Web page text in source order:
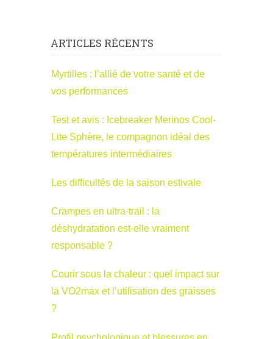
ARTICLES RÉCENTS
Myrtilles : l’allié de votre santé et de
vos performances
Test et avis : Icebreaker Merinos Cool-
Lite Sphère, le compagnon idéal des
températures intermédiaires
Les difficultés de la saison estivale
Crampes en ultra-trail : la
déshydratation est-elle vraiment
responsable ?
Courir sous la chaleur : quel impact sur
la VO2max et l’utilisation des graisses
?